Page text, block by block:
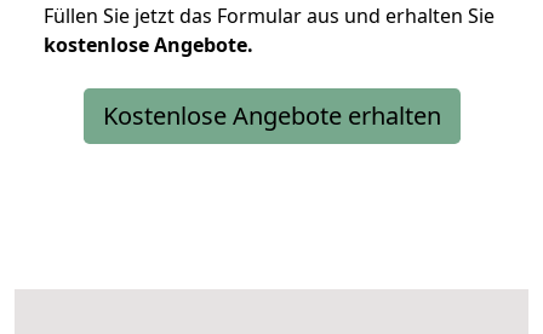
Füllen Sie jetzt das Formular aus und erhalten Sie
kostenloseAngebote.
Kostenlose Angebote erhalten